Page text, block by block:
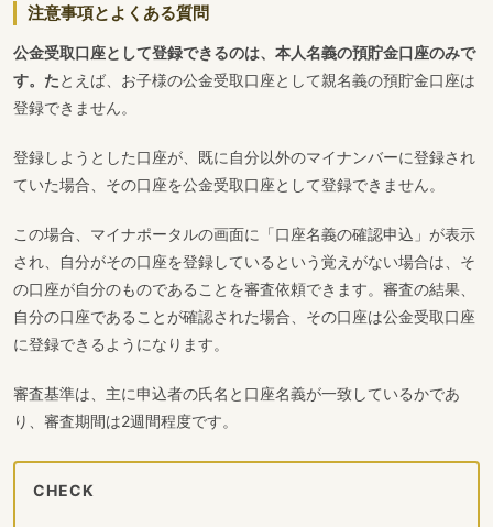
注意事項とよくある質問
公金受取口座として登録できるのは、本人名義の預貯金口座のみで
す。たとえば、お子様の公金受取口座として親名義の預貯金口座は
登録できません。
登録しようとした口座が、既に自分以外のマイナンバーに登録され
ていた場合、その口座を公金受取口座として登録できません。
この場合、マイナポータルの画面に「口座名義の確認申込」が表示
され、自分がその口座を登録しているという覚えがない場合は、そ
の口座が自分のものであることを審査依頼できます。審査の結果、
自分の口座であることが確認された場合、その口座は公金受取口座
に登録できるようになります。
審査基準は、主に申込者の氏名と口座名義が一致しているかであ
り、審査期間は2週間程度です。
CHECK